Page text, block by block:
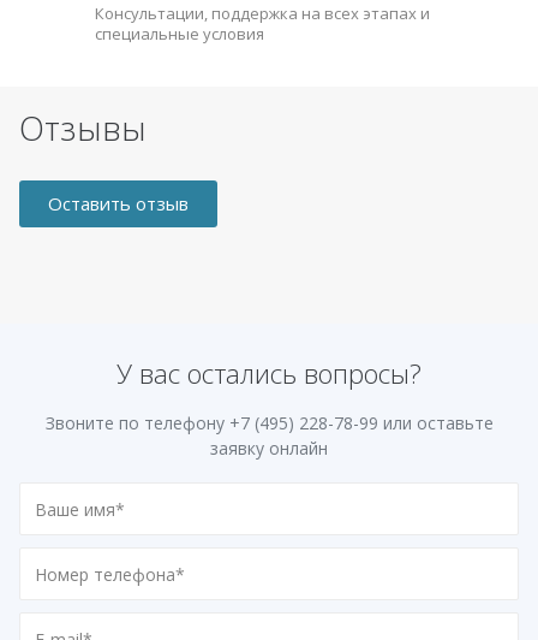
Консультации, поддержка на всех этапах и
специальные условия
Отзывы
Оставить отзыв
У вас остались вопросы?
Звоните по телефону +7 (495) 228-78-99 или оставьте
заявку онлайн